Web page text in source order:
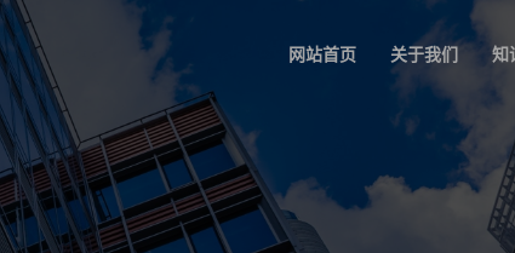
网站首页 关于我们 知